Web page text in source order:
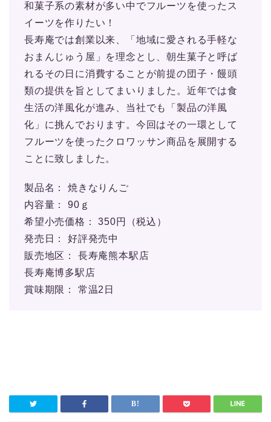
和菓子系の素材が多い中でフルーツを使ったス
イーツを作りたい！
⾧寿庵では創業以来、「地域に愛される手軽な
おまんじゅう屋」を理念とし、朝生菓子と呼ば
れるその日に消費することが前提の団子・饅頭
類の提供を旨としてまいりました。近年では食
生活の洋風化が進み、当社でも「製品の洋風
化」に挑んでおります。今回はその一環として
フルーツを使ったクロワッサン商品を展開する
ことに致しました。
製品名： 焼きなりんご
内容量： 90ｇ
希望小売価格： 350円（税込）
発売日： 好評発売中
販売地区： ⾧寿庵熊本駅店
⾧寿庵博多駅店
賞味期限： 常温2日